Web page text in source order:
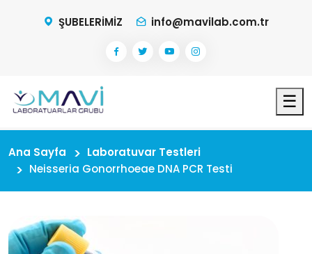
ŞUBELERİMİZ info@mavilab.com.tr
☰
Ana Sayfa
Laboratuvar Testleri
Neisseria Gonorrhoeae DNA PCR Testi